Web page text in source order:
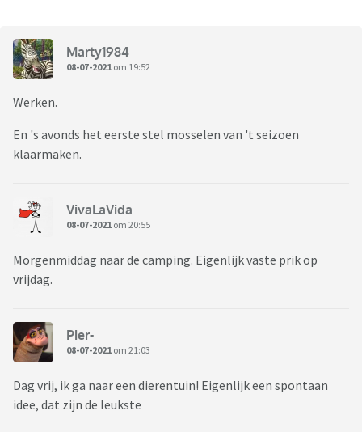
Marty1984
08-07-2021 om 19:52
Werken.
En 's avonds het eerste stel mosselen van 't seizoen
klaarmaken.
VivaLaVida
08-07-2021 om 20:55
Morgenmiddag naar de camping. Eigenlijk vaste prik op
vrijdag.
Pier-
08-07-2021 om 21:03
Dag vrij, ik ga naar een dierentuin! Eigenlijk een spontaan
idee, dat zijn de leukste